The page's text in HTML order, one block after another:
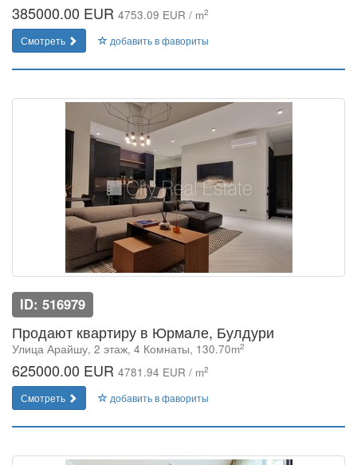
385000.00 EUR 4753.09 EUR / m2
Смотреть добавить в фавориты
ID: 516979
Продают квартиру в Юрмале, Булдури
Улица Арайшу, 2 этаж, 4 Комнаты, 130.70m2
625000.00 EUR 4781.94 EUR / m2
Смотреть добавить в фавориты